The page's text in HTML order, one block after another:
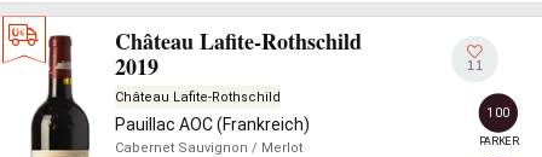
Château Lafite-Rothschild
2019
Château Lafite-Rothschild
Pauillac AOC (Frankreich)
Cabernet Sauvignon / Merlot
11
100
PARKER